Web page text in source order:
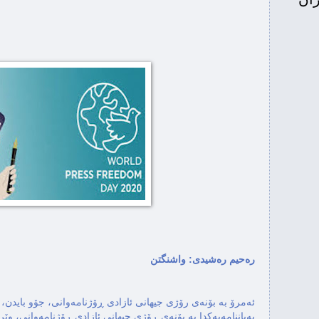
به‌خه‌نده‌
ئامانجی
CORRESPONDENTS IS A
واشنگتن له‌
ره‌حیم ره‌شیدی: واشنگتن